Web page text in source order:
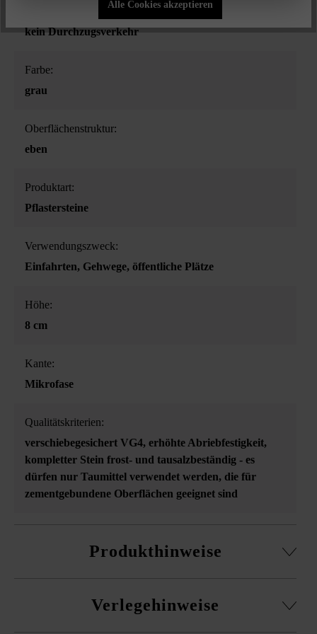
kein Durchzugsverkehr
Farbe:
grau
Oberflächenstruktur:
eben
Produktart:
Pflastersteine
Verwendungszweck:
Einfahrten, Gehwege, öffentliche Plätze
Höhe:
8 cm
Kante:
Mikrofase
Qualitätskriterien:
verschiebegesichert VG4, erhöhte Abriebfestigkeit,
kompletter Stein frost- und tausalzbeständig - es
dürfen nur Taumittel verwendet werden, die für
zementgebundene Oberflächen geeignet sind
Produkthinweise
Fugenanteil von 5 mm empfohlener Mindestfugenbreite
Verlegehinweise
Alle Cookies akzeptieren